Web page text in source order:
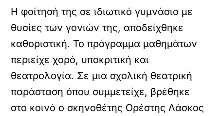
Η φοίτησή της σε ιδιωτικό γυμνάσιο με
θυσίες των γονιών της, αποδείχθηκε
καθοριστική. Το πρόγραμμα μαθημάτων
περιείχε χορό, υποκριτική και
θεατρολογία. Σε μια σχολική θεατρική
παράσταση όπου συμμετείχε, βρέθηκε
στο κοινό ο σκηνοθέτης Ορέστης Λάσκος